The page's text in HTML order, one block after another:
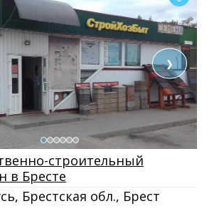
❯
строительный
в Бресте
Брестская обл., Брест